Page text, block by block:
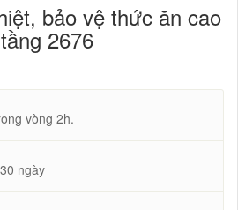
bảo vệ thức ăn cao
2676
vòng 2h.
ngày